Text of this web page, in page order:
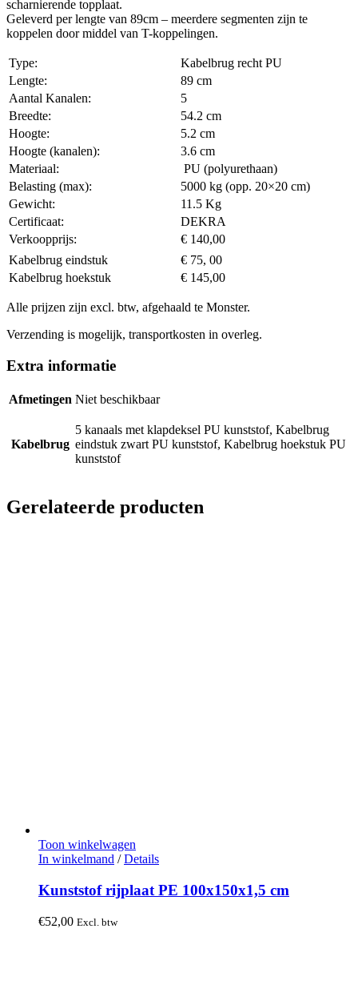
scharnierende topplaat.
Geleverd per lengte van 89cm – meerdere segmenten zijn te
koppelen door middel van T-koppelingen.
Type:
Kabelbrug recht PU
Lengte:
89 cm
Aantal Kanalen:
5
Breedte:
54.2 cm
Hoogte:
5.2 cm
Hoogte (kanalen):
3.6 cm
Materiaal:
PU (polyurethaan)
Belasting (max):
5000 kg (opp. 20×20 cm)
Gewicht:
11.5 Kg
Certificaat:
DEKRA
Verkoopprijs:
€ 140,00
Kabelbrug eindstuk
€ 75, 00
Kabelbrug hoekstuk
€ 145,00
Alle prijzen zijn excl. btw, afgehaald te Monster.
Verzending is mogelijk, transportkosten in overleg.
Extra informatie
Afmetingen Niet beschikbaar
Kabelbrug
5 kanaals met klapdeksel PU kunststof, Kabelbrug
eindstuk zwart PU kunststof, Kabelbrug hoekstuk PU
kunststof
Gerelateerde producten
Toon winkelwagen
In winkelmand / Details
Kunststof rijplaat PE 100x150x1,5 cm
€52,00 Excl. btw